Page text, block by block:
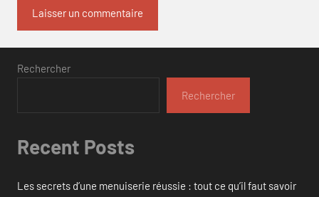
Rechercher
Rechercher
Recent Posts
Les secrets d’une menuiserie réussie : tout ce qu’il faut savoir